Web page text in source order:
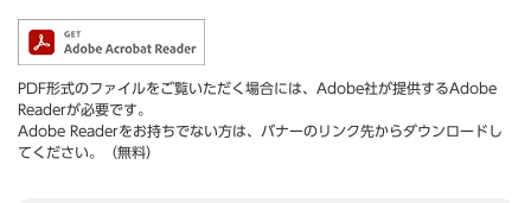
PDF形式のファイルをご覧いただく場合には、Adobe社が提供するAdobe
Readerが必要です。
Adobe Readerをお持ちでない方は、バナーのリンク先からダウンロードし
てください。（無料）